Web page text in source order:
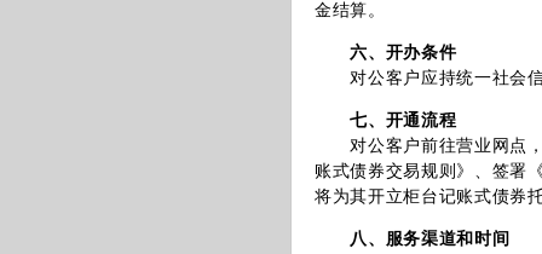
金结算。
六、开办条件
对公客户应持统一社会信
七、开通流程
对公客户前往营业网点，
账式债券交易规则》、签署
将为其开立柜台记账式债券
八、服务渠道和时间